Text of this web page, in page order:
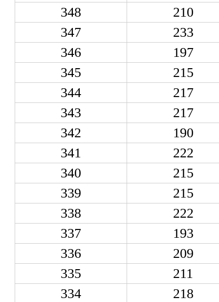
348
210
347
233
346
197
345
215
344
217
343
217
342
190
341
222
340
215
339
215
338
222
337
193
336
209
335
211
334
218